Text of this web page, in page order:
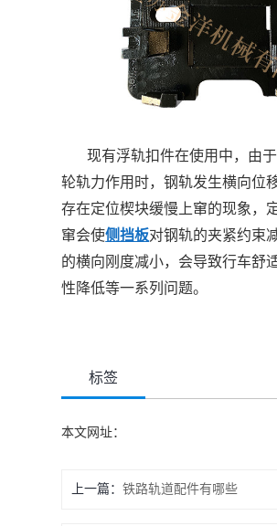
现有浮轨扣件在使用中，由
轮轨力作用时，钢轨发生横向位
存在定位楔块缓慢上窜的现象，
窜会使侧挡板对钢轨的夹紧约束
的横向刚度减小，会导致行车舒
性降低等一系列问题。
标签
本文网址：
上一篇：铁路轨道配件有哪些